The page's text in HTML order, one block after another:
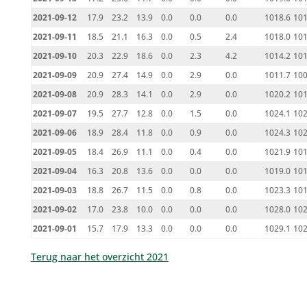
2021-09-12
17.9 23.2 13.9 0.0 0.0 0.0 1018.6
2021-09-11
18.5 21.1 16.3 0.0 0.5 2.4 1018.0
2021-09-10
20.3 22.9 18.6 0.0 2.3 4.2 1014.2
2021-09-09
20.9 27.4 14.9 0.0 2.9 0.0 1011.7
2021-09-08
20.9 28.3 14.1 0.0 2.9 0.0 1020.2
2021-09-07
19.5 27.7 12.8 0.0 1.5 0.0 1024.1
2021-09-06
18.9 28.4 11.8 0.0 0.9 0.0 1024.3
2021-09-05
18.4 26.9 11.1 0.0 0.4 0.0 1021.9
2021-09-04
16.3 20.8 13.6 0.0 0.0 0.0 1019.0
2021-09-03
18.8 26.7 11.5 0.0 0.8 0.0 1023.3
2021-09-02
17.0 23.8 10.0 0.0 0.0 0.0 1028.0
2021-09-01
15.7 17.9 13.3 0.0 0.0 0.0 1029.1
Terug naar het overzicht 2021